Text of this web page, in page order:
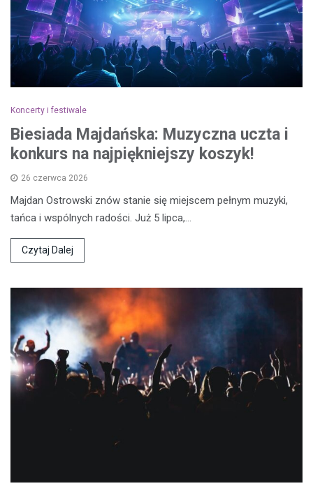
Koncerty i festiwale
Biesiada Majdańska: Muzyczna uczta i
konkurs na najpiękniejszy koszyk!
26 czerwca 2026
Majdan Ostrowski znów stanie się miejscem pełnym muzyki,
tańca i wspólnych radości. Już 5 lipca,…
Czytaj Dalej